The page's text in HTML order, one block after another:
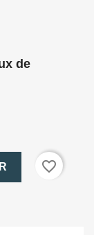
de
favorite_border